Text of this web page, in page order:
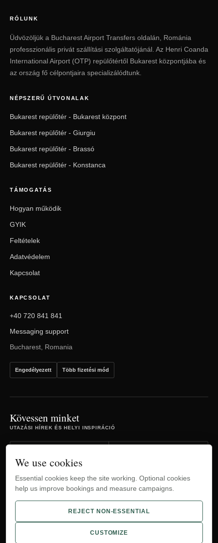
RÓLUNK
Üdvözöljük a Bucharest Airport Transfers oldalán, Románia
professzionális privát szállítási szolgáltatójánál. Az Henri Coanda
International Airport (OTP) repülőtértől Bukarest központjába és
az ország fő célpontjaira specializálódtunk.
NÉPSZERŰ ÚTVONALAK
Bukarest repülőtér - Bukarest központ
Bukarest repülőtér - Giurgiu
Bukarest repülőtér - Brassó
Bukarest repülőtér - Konstanca
TÁMOGATÁS
Hogyan működik
GYIK
Feltételek
Adatvédelem
Kapcsolat
KAPCSOLAT
+40 720 841 841
Messaging support
Bucharest, Romania
Engedélyezett Több fizetési mód
Kövessen minket
UTAZÁSI HÍREK ÉS HELYI INSPIRÁCIÓ
TripAdvisor YouTube
WhatsApp
We use cookies
Essential cookies keep the site working. Optional cookies
help us improve bookings and measure campaigns.
REJECT NON-ESSENTIAL
CUSTOMIZE